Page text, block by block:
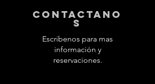
contactano
s
Escribenos para mas
información y
reservaciones.